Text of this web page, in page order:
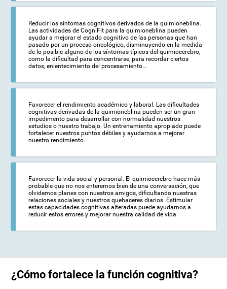
Reducir los síntomas cognitivos derivados de la quimioneblina.
Las actividades de CogniFit para la quimioneblina pueden
ayudar a mejorar el estado cognitivo de las personas que han
pasado por un proceso oncológico, disminuyendo en la medida
de lo posible alguno de los síntomas típicos del quimiocerebro,
como la dificultad para concentrarse, para recordar ciertos
datos, enlentecimiento del procesamiento...
Favorecer el rendimiento académico y laboral. Las dificultades
cognitivas derivadas de la quimioneblina pueden ser un gran
impedimento para desarrollar con normalidad nuestros
estudios o nuestro trabajo. Un entrenamiento apropiado puede
fortalecer nuestros puntos débiles y ayudarnos a mejorar
nuestro rendimiento.
Favorecer la vida social y personal. El quimiocerebro hace más
probable que no nos enteremos bien de una conversación, que
olvidemos planes con nuestros amigos, dificultando nuestras
relaciones sociales y nuestros quehaceres diarios. Estimular
estas capacidades cognitivas alteradas puede ayudarnos a
reducir estos errores y mejorar nuestra calidad de vida.
¿Cómo fortalece la función cognitiva?